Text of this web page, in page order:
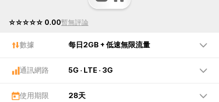
☆☆☆☆☆ 0.00暫無評論
數據 每日2GB + 低速無限流量
通訊網路 5G · LTE · 3G
使用期限 28天